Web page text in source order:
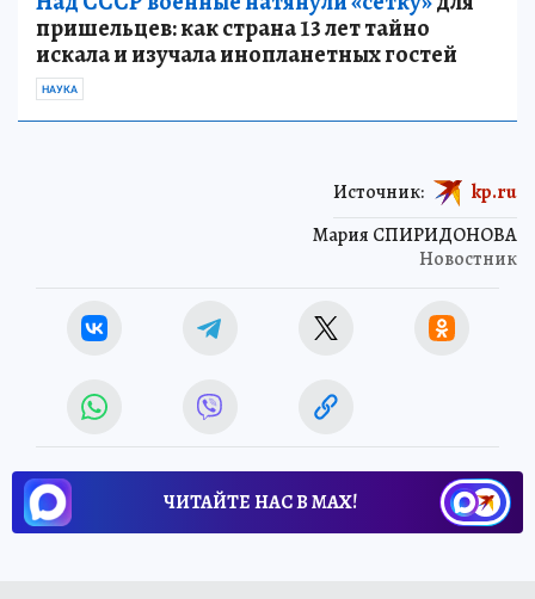
пришельцев: как страна 13 лет тайно
искала и изучала инопланетных гостей
НАУКА
Мария СПИРИДОНОВА
Новостник
Источник: kp.ru
ЧИТАЙТЕ НАС В МАХ!